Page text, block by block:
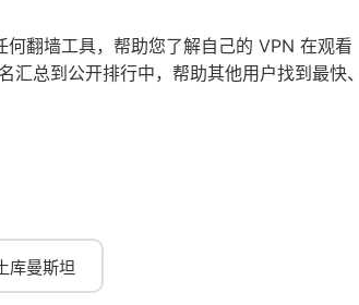
翻墙工具，帮助您了解自己的 VPN 在观看
总到公开排行中，帮助其他用户找到最快、
库曼斯坦